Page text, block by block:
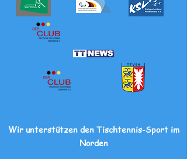
Wir unterstützen den Tischtennis-Sport im
Norden